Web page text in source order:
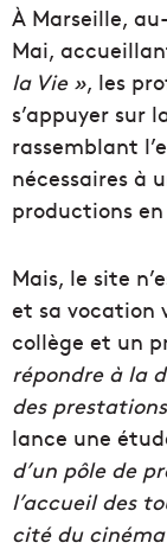
À Marseille,
Mai,
la Vie », les
s’appuyer sur
rassemblant
nécessaires à
productions en
Mais, le site
et sa vocation
collège et un
répondre à la
des
lance une
d’un pôle de
l’accueil des
cité du